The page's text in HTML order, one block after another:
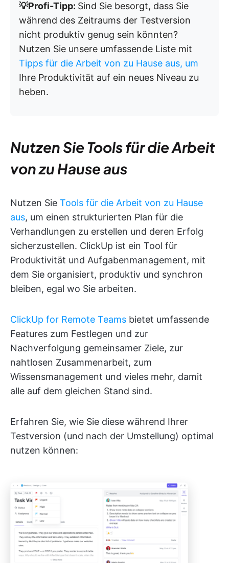
💡Profi-Tipp: Sind Sie besorgt, dass Sie
während des Zeitraums der Testversion
nicht produktiv genug sein könnten?
Nutzen Sie unsere umfassende Liste mit
Tipps für die Arbeit von zu Hause aus, um
Ihre Produktivität auf ein neues Niveau zu
heben.
Nutzen Sie Tools für die Arbeit
von zu Hause aus
Nutzen Sie Tools für die Arbeit von zu Hause
aus, um einen strukturierten Plan für die
Verhandlungen zu erstellen und deren Erfolg
sicherzustellen. ClickUp ist ein Tool für
Produktivität und Aufgabenmanagement, mit
dem Sie organisiert, produktiv und synchron
bleiben, egal wo Sie arbeiten.
ClickUp for Remote Teams bietet umfassende
Features zum Festlegen und zur
Nachverfolgung gemeinsamer Ziele, zur
nahtlosen Zusammenarbeit, zum
Wissensmanagement und vieles mehr, damit
alle auf dem gleichen Stand sind.
Erfahren Sie, wie Sie diese während Ihrer
Testversion (und nach der Umstellung) optimal
nutzen können: